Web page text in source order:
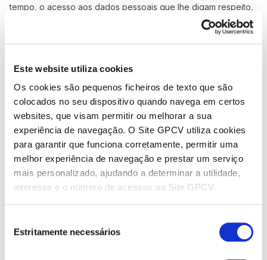
Este website utiliza cookies
Os cookies são pequenos ficheiros de texto que são
colocados no seu dispositivo quando navega em certos
websites, que visam permitir ou melhorar a sua
experiência de navegação. O Site GPCV utiliza cookies
para garantir que funciona corretamente, permitir uma
melhor experiência de navegação e prestar um serviço
mais personalizado, ajudando a determinar a utilidade,
interesse e o número de acessos ao Site GPCV.
Estritamente necessários
tempo, o acesso aos dados pessoais que lhe digam respeito,
bem como a sua retificação, eliminação, limitação do seu
tratamento, a portabilidade dos seus dados, ou opor-se ao
seu tratamento.
O utilizador poderá ainda obter a confirmação de que dados
sendo-lhe disponibilizada, caso requeira, uma cópia dos
dados em fase de tratamento.
Nos termos da lei, é ainda garantido ao utilizador o direito de,
através dos referidos meios, retirar o seu consentimento para
o tratamento dos dados para as finalidades indicadas, não
invalidando, no entanto, o tratamento efetuado até essa data
com base no consentimento previamente dado.
seguintes contactos: